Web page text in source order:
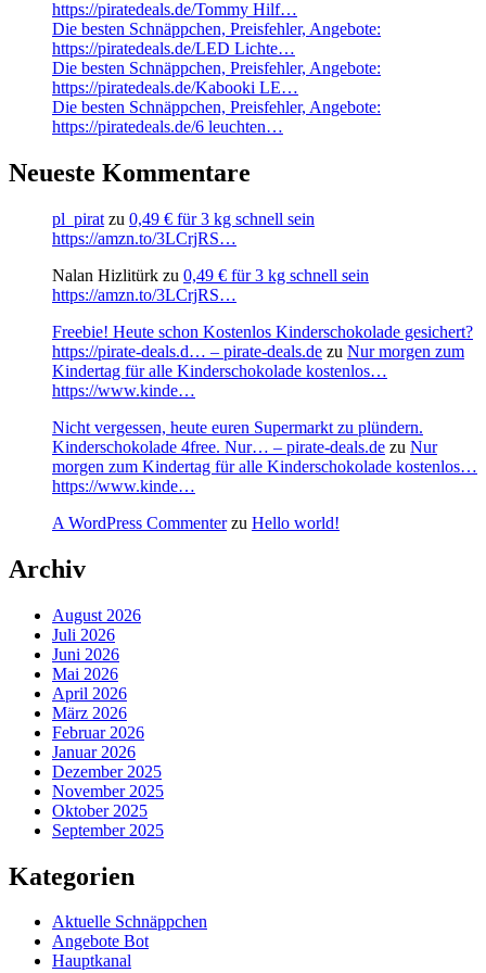
https://piratedeals.de/Tommy Hilf…
Die besten Schnäppchen, Preisfehler, Angebote:
https://piratedeals.de/LED Lichte…
Die besten Schnäppchen, Preisfehler, Angebote:
https://piratedeals.de/Kabooki LE…
Die besten Schnäppchen, Preisfehler, Angebote:
https://piratedeals.de/6 leuchten…
Neueste Kommentare
pl_pirat zu 0,49 € für 3 kg schnell sein
https://amzn.to/3LCrjRS…
Nalan Hizlitürk zu 0,49 € für 3 kg schnell sein
https://amzn.to/3LCrjRS…
Freebie! Heute schon Kostenlos Kinderschokolade gesichert?
https://pirate-deals.d… – pirate-deals.de zu Nur morgen zum
Kindertag für alle Kinderschokolade kostenlos…
https://www.kinde…
Nicht vergessen, heute euren Supermarkt zu plündern.
Kinderschokolade 4free. Nur… – pirate-deals.de zu Nur
morgen zum Kindertag für alle Kinderschokolade kostenlos…
https://www.kinde…
A WordPress Commenterzu Hello world!
Archiv
August 2026
Juli 2026
Juni 2026
Mai 2026
April 2026
März 2026
Februar 2026
Januar 2026
Dezember 2025
November 2025
Oktober 2025
September 2025
Kategorien
Aktuelle Schnäppchen
Angebote Bot
Hauptkanal